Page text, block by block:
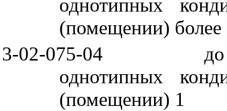
однотипных
(помещении) более
3-02-075-04
однотипных
(помещении) 1